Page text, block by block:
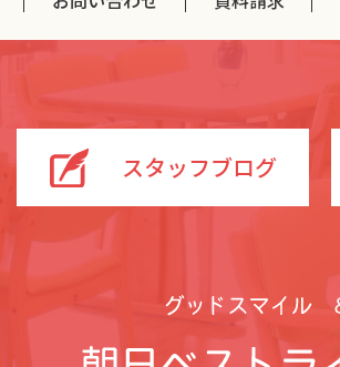
スタッフブログ